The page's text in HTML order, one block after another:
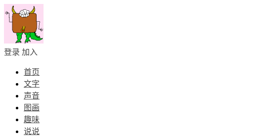
登录 加入
首页
文字
声音
图画
趣味
说说